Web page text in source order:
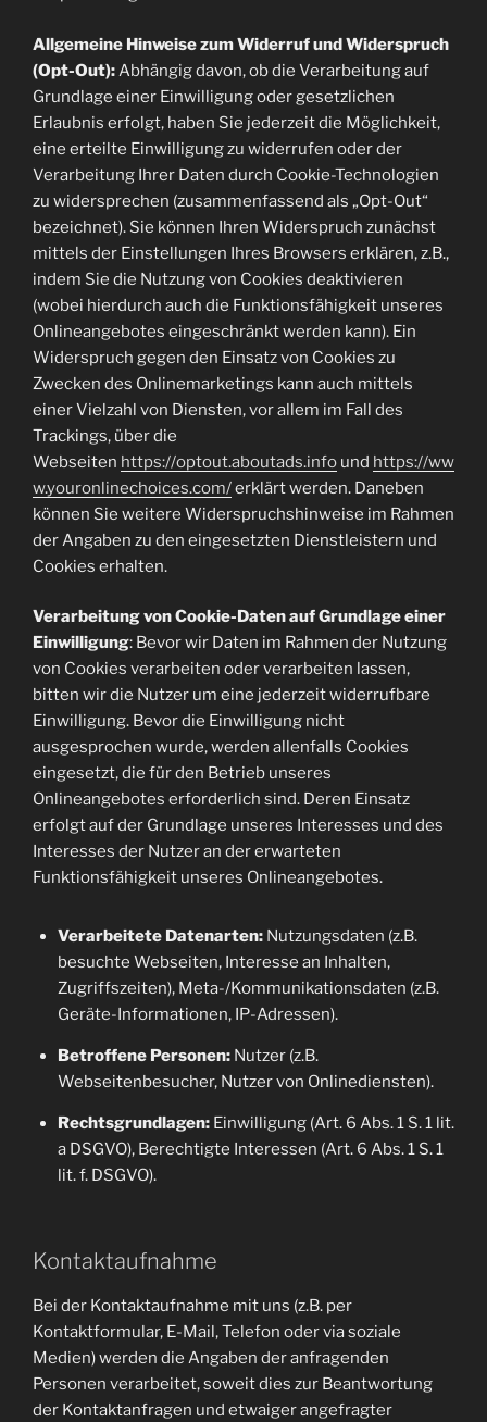
Allgemeine Hinweise zum Widerruf und Widerspruch
(Opt-Out): Abhängig davon, ob die Verarbeitung auf
Grundlage einer Einwilligung oder gesetzlichen
Erlaubnis erfolgt, haben Sie jederzeit die Möglichkeit,
eine erteilte Einwilligung zu widerrufen oder der
Verarbeitung Ihrer Daten durch Cookie-Technologien
zu widersprechen (zusammenfassend als „Opt-Out“
bezeichnet). Sie können Ihren Widerspruch zunächst
mittels der Einstellungen Ihres Browsers erklären, z.B.,
indem Sie die Nutzung von Cookies deaktivieren
(wobei hierdurch auch die Funktionsfähigkeit unseres
Onlineangebotes eingeschränkt werden kann). Ein
Widerspruch gegen den Einsatz von Cookies zu
Zwecken des Onlinemarketings kann auch mittels
einer Vielzahl von Diensten, vor allem im Fall des
Trackings, über die
Webseiten https://optout.aboutads.info und https://ww
w.youronlinechoices.com/erklärt werden. Daneben
können Sie weitere Widerspruchshinweise im Rahmen
der Angaben zu den eingesetzten Dienstleistern und
Cookies erhalten.
Verarbeitung von Cookie-Daten auf Grundlage einer
Einwilligung: Bevor wir Daten im Rahmen der Nutzung
von Cookies verarbeiten oder verarbeiten lassen,
bitten wir die Nutzer um eine jederzeit widerrufbare
Einwilligung. Bevor die Einwilligung nicht
ausgesprochen wurde, werden allenfalls Cookies
eingesetzt, die für den Betrieb unseres
Onlineangebotes erforderlich sind. Deren Einsatz
erfolgt auf der Grundlage unseres Interesses und des
Interesses der Nutzer an der erwarteten
Funktionsfähigkeit unseres Onlineangebotes.
Verarbeitete Datenarten:Nutzungsdaten (z.B.
besuchte Webseiten, Interesse an Inhalten,
Zugriffszeiten), Meta-/Kommunikationsdaten (z.B.
Geräte-Informationen, IP-Adressen).
Betroffene Personen:Nutzer (z.B.
Webseitenbesucher, Nutzer von Onlinediensten).
Rechtsgrundlagen:Einwilligung (Art. 6 Abs. 1 S. 1 lit.
a DSGVO), Berechtigte Interessen (Art. 6 Abs. 1 S. 1
lit. f. DSGVO).
Kontaktaufnahme
Bei der Kontaktaufnahme mit uns (z.B. per
Kontaktformular, E-Mail, Telefon oder via soziale
Medien) werden die Angaben der anfragenden
Personen verarbeitet, soweit dies zur Beantwortung
der Kontaktanfragen und etwaiger angefragter